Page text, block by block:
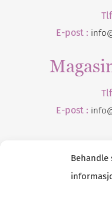
Behandle
E-post :
E-post :